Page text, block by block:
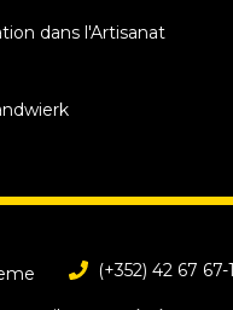
dans l'Artisanat
(+352) 42 67 67-1